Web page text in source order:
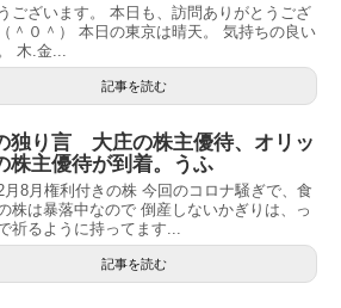
ございます。 本日も、訪問ありがとうござ
＾０＾） 本日の東京は晴天。 気持ちの良い
木.金...
記事を読む
独り言 大庄の株主優待、オリッ
株主優待が到着。うふ
月8月権利付きの株 今回のコロナ騒ぎで、食
株は暴落中なので 倒産しないかぎりは、っ
祈るように持ってます...
記事を読む